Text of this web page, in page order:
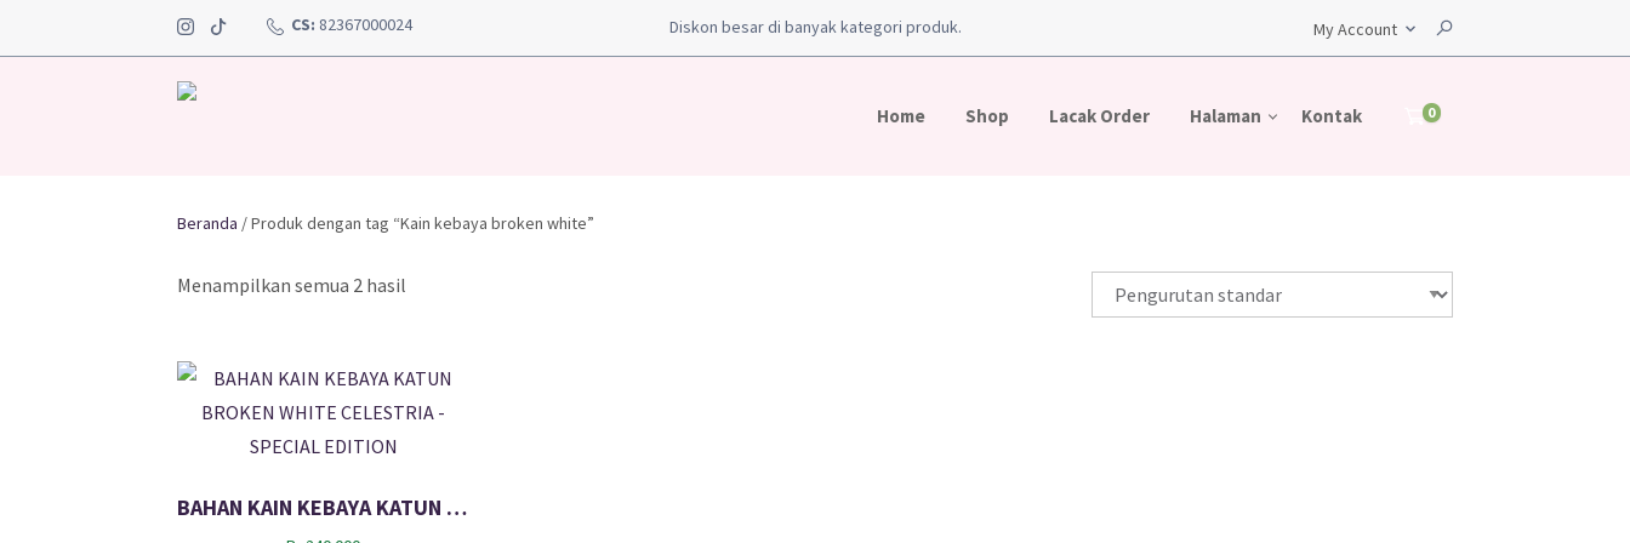
CS: 82367000024 Diskon besar di banyak kategori produk. My Account
Home Shop Lacak Order Halaman Kontak 0
Beranda / Produk dengan tag “Kain kebaya broken white”
Menampilkan semua 2 hasil
BAHAN KAIN KEBAYA KATUN BROKEN WHITE CELESTRIA – SPECIAL EDITION